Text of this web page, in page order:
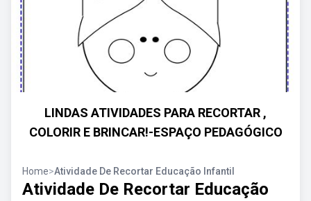
LINDAS ATIVIDADES PARA RECORTAR ,
COLORIR E BRINCAR!-ESPAÇO PEDAGÓGICO
Home>Atividade De Recortar Educação Infantil
Atividade De Recortar Educação